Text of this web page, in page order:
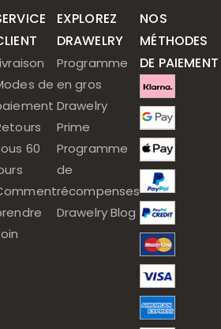
de
60
EXPLOREZ
DRAWELRY
Programme
en gros
Drawelry
Prime
Programme
de
récompenses
Drawelry Blog
NOS
MÉTHODES
DE PAIEMENT